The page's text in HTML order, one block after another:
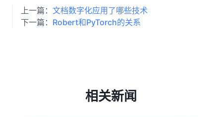
上一篇： 文档数字化应用了哪些技术
下一篇： Robert和PyTorch的关系
相关新闻